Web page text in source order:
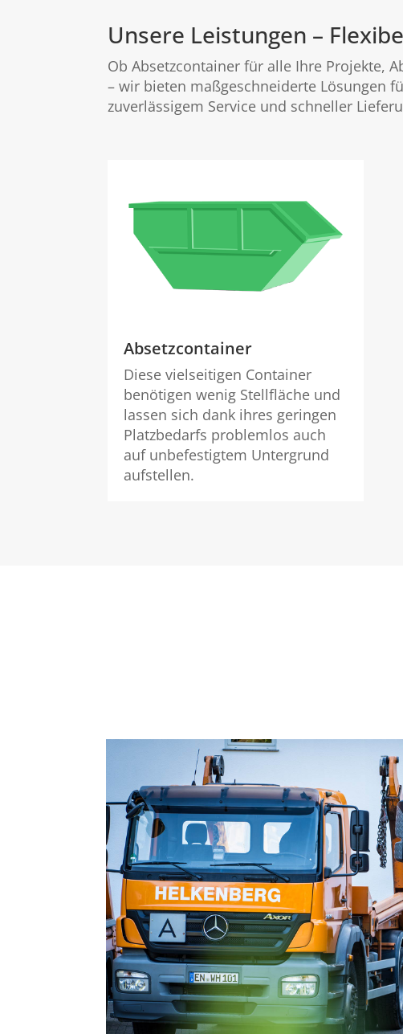
Unsere Leistungen –
Ob Absetzcontainer für alle Ihre Projekte,
– wir bieten maßgeschneiderte Lösungen
zuverlässigem Service und schneller
Absetzcontainer
Diese vielseitigen Container
benötigen wenig Stellfläche und
lassen sich dank ihres geringen
Platzbedarfs problemlos auch
auf unbefestigtem Untergrund
aufstellen.